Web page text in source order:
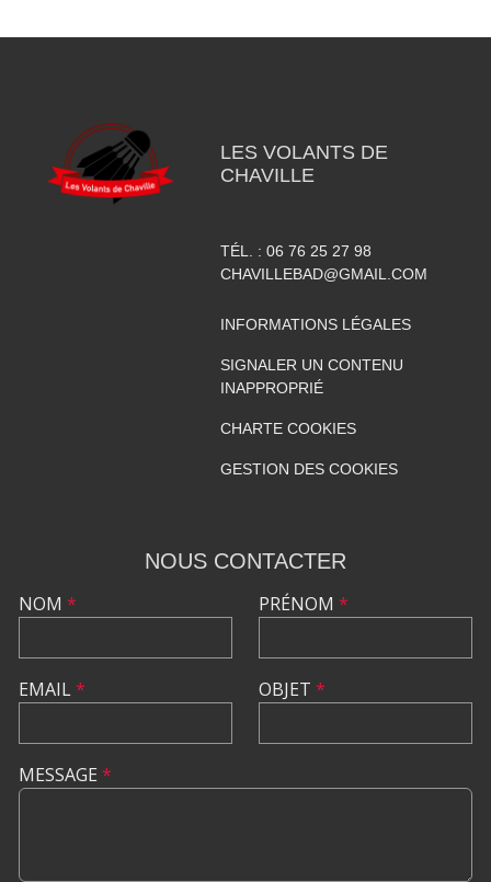
LES VOLANTS DE
CHAVILLE
TÉL. : 06 76 25 27 98
CHAVILLEBAD@GMAIL.COM
INFORMATIONS LÉGALES
SIGNALER UN CONTENU
INAPPROPRIÉ
CHARTE COOKIES
GESTION DES COOKIES
NOUS CONTACTER
NOM *
EMAIL*
PRÉNOM *
OBJET *
MESSAGE *